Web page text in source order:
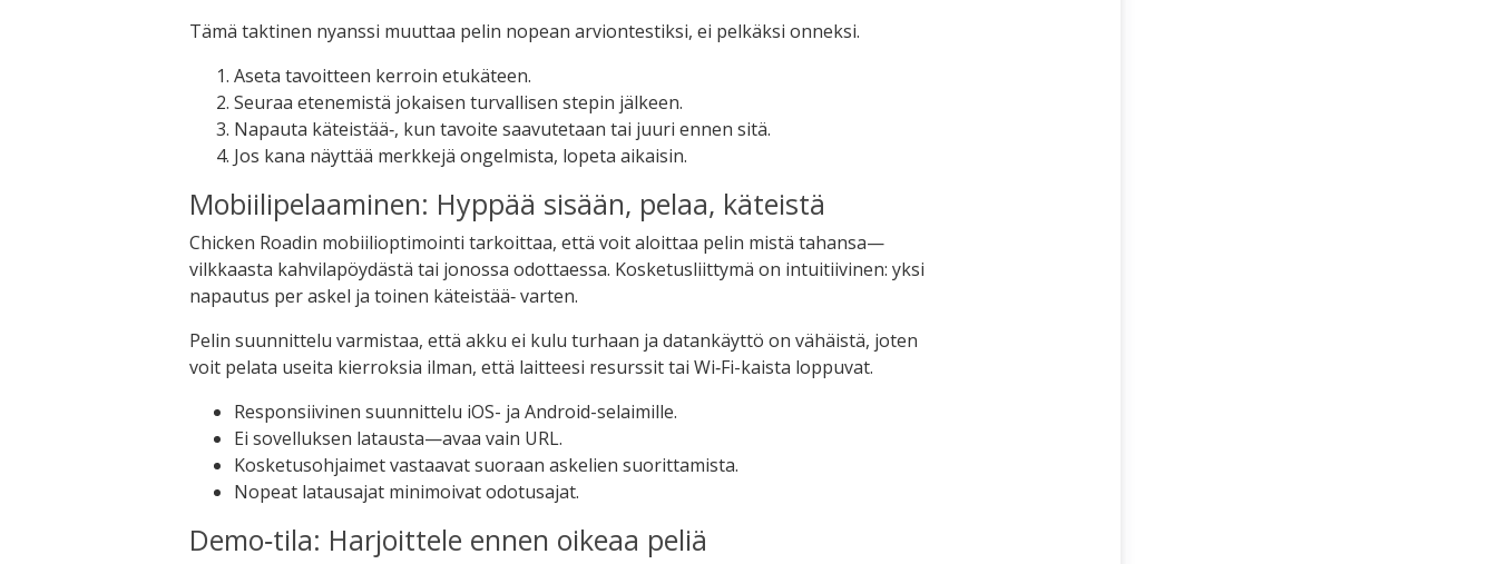
Tämä taktinen nyanssi muuttaa pelin nopean arviontestiksi, ei pelkäksi onneksi.
Aseta tavoitteen kerroin etukäteen.
Seuraa etenemistä jokaisen turvallisen stepin jälkeen.
Napauta käteistää‑, kun tavoite saavutetaan tai juuri ennen sitä.
Jos kana näyttää merkkejä ongelmista, lopeta aikaisin.
Mobiilipelaaminen: Hyppää sisään, pelaa, käteistä
Chicken Roadin mobiilioptimointi tarkoittaa, että voit aloittaa pelin mistä tahansa—
vilkkaasta kahvilapöydästä tai jonossa odottaessa. Kosketusliittymä on intuitiivinen: yksi
napautus per askel ja toinen käteistää‑ varten.
Pelin suunnittelu varmistaa, että akku ei kulu turhaan ja datankäyttö on vähäistä, joten
voit pelata useita kierroksia ilman, että laitteesi resurssit tai Wi‑Fi-kaista loppuvat.
Responsiivinen suunnittelu iOS- ja Android-selaimille.
Ei sovelluksen latausta—avaa vain URL.
Kosketusohjaimet vastaavat suoraan askelien suorittamista.
Nopeat latausajat minimoivat odotusajat.
Demo‑tila: Harjoittele ennen oikeaa peliä